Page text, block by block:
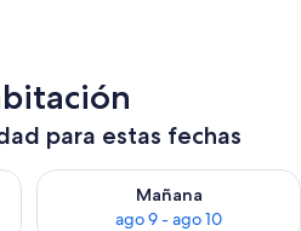
para estas fechas
hoy ago 8 - ago 9
Mañana
ago 9 - ago 10
Consulta la disponibilidad